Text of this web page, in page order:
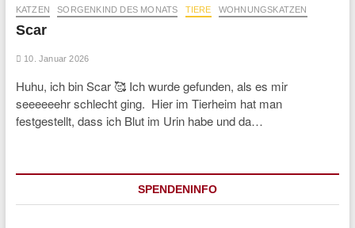
KATZEN SORGENKIND DES MONATS TIERE WOHNUNGSKATZEN
Scar
10. Januar 2026
Huhu, ich bin Scar 🥰 Ich wurde gefunden, als es mir
seeeeeehr schlecht ging. Hier im Tierheim hat man
festgestellt, dass ich Blut im Urin habe und da…
SPENDENINFO